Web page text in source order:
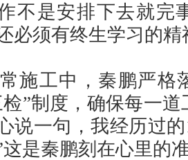
不是安排下去就完
必须有终生学习的精
施工中，秦鹏严格
检”制度，确保每一
说一句，我经历过
这是秦鹏刻在心里的